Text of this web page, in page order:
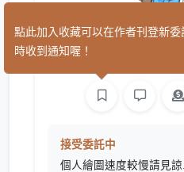
貓臉
接受委託中
個人繪圖速度較慢請見諒
點此加入收藏可以在作者刊登新委
時收到通知喔！